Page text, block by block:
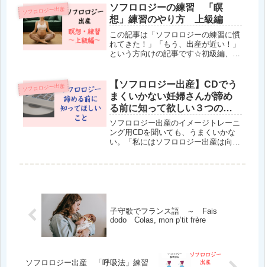
ると「嬉しい！」反面、出産について
の不安も、色々、出てくると思うん
で...
ソフロロジー出産
ソフロロジーの練習 「瞑
想」練習のやり方 上級編
この記事は「ソフロロジーの練習に慣
れてきた！」「もう、出産が近い！」
という方向けの記事です☆初級編、中
が眠りに近づく」感覚が体感として分
かったら、今度は、その「脳波」の移
行...
ソフロロジー出産
【ソフロロジー出産】CDでう
まくいかない妊婦さんが諦め
る前に知って欲しい３つのポ
イント
ソフロロジー出産のイメージトレーニ
ング用CDを聞いても、うまくいかな
い。「私にはソフロロジー出産は向い
子守歌でフランス語 ～ Fais
dodo Colas, mon p’tit frère
ソフロロジー出産 「呼吸法」練習